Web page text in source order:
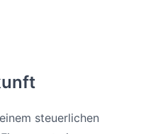
steuerlichen